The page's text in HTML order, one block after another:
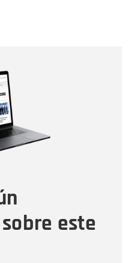
este